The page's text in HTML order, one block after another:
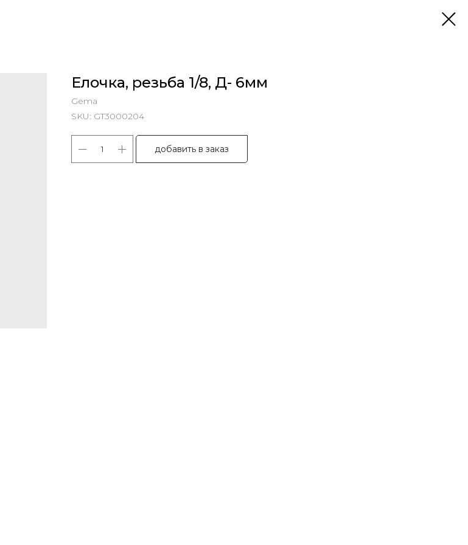
Елочка, резьба 1/8, Д- 6мм
Gema
SKU: GT3000204
добавить в заказ